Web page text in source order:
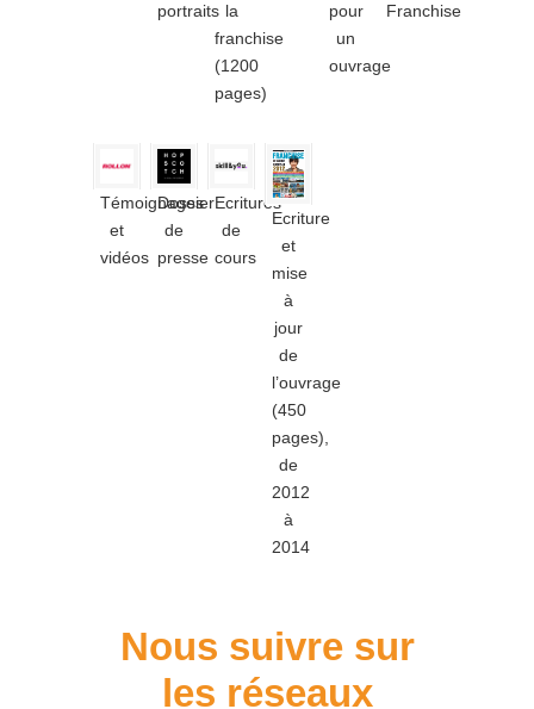
portraits la
franchise
(1200
pages)
pour
un
ouvrage
Franchise
Témoignages
et
vidéos
Dossier
de
presse
Ecritures
de
cours
Ecriture
et
mise
à
jour
de
l’ouvrage
(450
pages),
de
2012
à
2014
Nous suivre sur
les réseaux